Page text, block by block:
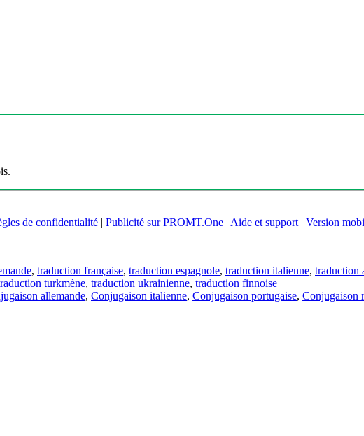
de confidentialité | Publicité sur PROMT.One | Aide et support | Version
, traduction française, traduction espagnole, traduction italienne, traduction
turkmène, traduction ukrainienne, traduction finnoise
allemande, Conjugaison italienne, Conjugaison portugaise, Conjugaison